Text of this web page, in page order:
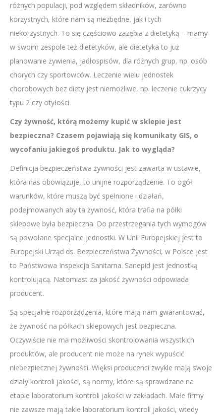
różnych populacji, pod względem składników, zarówno
korzystnych, które nam są niezbędne, jak i tych
niekorzystnych. To się częściowo zazębia z dietetyką – mamy
w swoim zespole też dietetyków, ale dietetyka to już
planowanie żywienia, jadłospisów, dla różnych grup, np. osób
chorych czy sportowców. Leczenie wielu jednostek
chorobowych bez diety jest niemożliwe, np. leczenie cukrzycy
typu 2 czy otyłości.
Czy żywność, którą możemy kupić w sklepie jest
bezpieczna? Czasem pojawiają się komunikaty GIS, o
wycofaniu jakiegoś produktu. Jak to wygląda?
Definicja bezpieczeństwa żywności jest zawarta w ustawie,
która nas obowiązuje, to unijne rozporządzenie. To ogół
warunków, które muszą być spełnione i działań,
podejmowanych aby ta żywność, która trafia na półki
sklepowe była bezpieczna. Do przestrzegania tych wymogów
są powołane specjalne jednostki. W Unii Europejskiej jest to
Europejski Urząd ds. Bezpieczeństwa Żywności, w Polsce jest
to Państwowa Inspekcja Sanitarna. Sanepid jest jednostką
kontrolującą. Natomiast za jakość żywności odpowiada
producent.
Są specjalne rozporządzenia, które mają nam gwarantować,
że żywność na półkach sklepowych jest bezpieczna.
Oczywiście nie ma możliwości skontrolowania wszystkich
produktów, ale producent nie może na rynek wypuścić
niebezpiecznej żywności. Więksi producenci zwykle mają swoje
działy kontroli jakości, są normy, które są sprawdzane na
etapie laboratorium kontroli jakości w zakładach. Małe firmy
nie zawsze mają takie laboratorium kontroli jakości, wtedy